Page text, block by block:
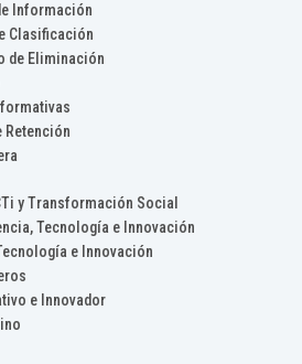
Información
Clasificación
de Eliminación
Retención
y Transformación Social
Tecnología e Innovación
e Innovación
e Innovador